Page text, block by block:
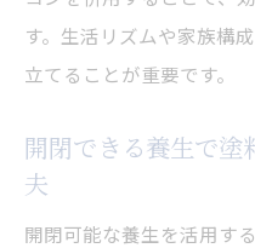
す。生活リズムや家族構
立てることが重要です。
開閉できる養生で
夫
開閉可能な養生を活用す